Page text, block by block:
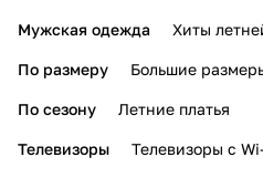
Мужская одежда Хиты
По размеру Большие
По сезону Летние платья
Телевизоры Телевизоры с